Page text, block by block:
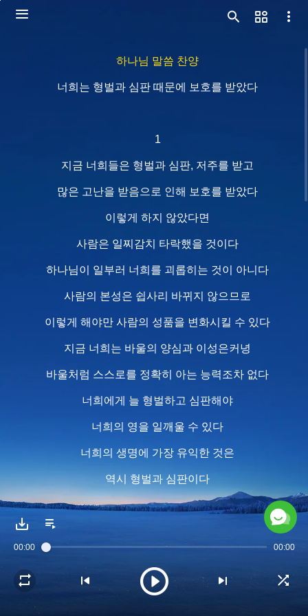
하나님 말씀 찬양
너희는 형벌과 심판 때문에 보호를 받았다
1
지금 너희들은 형벌과 심판, 저주를 받고
많은 고난을 받음으로 인해 보호를 받았다
이렇게 하지 않았다면
사람은 일찌감치 타락했을 것이다
하나님이 일부러 너희를 괴롭히는 것이 아니다
사람의 본성은 쉽사리 바뀌지 않으므로
이렇게 해야만 사람의 성품을 변화시킬 수 있다
지금 너희는 바울의 양심과 이성은커녕
바울처럼 스스로를 정확히 아는 능력조차 없다
너희에게 늘 형벌하고 심판해야
너희의 영을 일깨울 수 있다
너희의 생명에 가장 유익한 것은
역시 형벌과 심판이다
필요할 때 사실로 형벌을 가해야
너희는 본성상 형벌과 저주 없인
00:00 00:00